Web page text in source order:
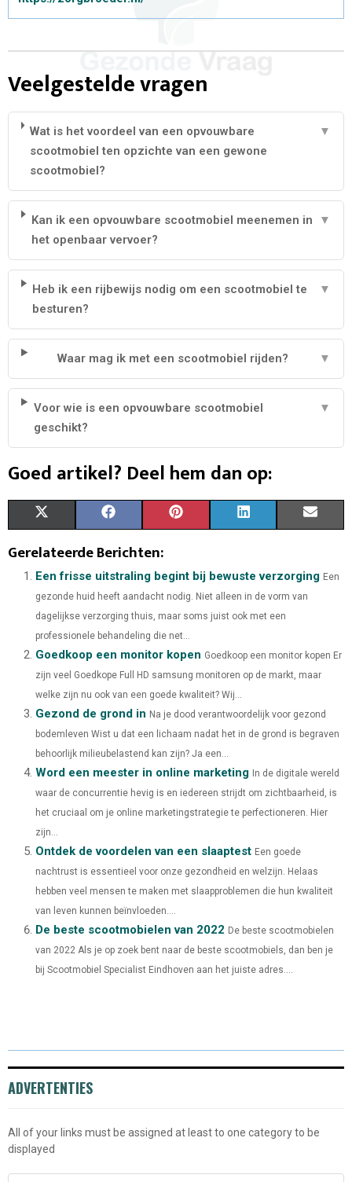
Veelgestelde vragen
Wat is het voordeel van een opvouwbare
scootmobiel ten opzichte van een gewone
scootmobiel?
▼
Kan ik een opvouwbare scootmobiel meenemen in
het openbaar vervoer?
▼
Heb ik een rijbewijs nodig om een scootmobiel te
besturen?
▼
Waar mag ik met een scootmobiel rijden? ▼
Voor wie is een opvouwbare scootmobiel
geschikt?
▼
Goed artikel? Deel hem dan op:
T
W
T
E
R
)
C
E
O
K
N
T
R
E
S
T
N
K
D
N
A
Gerelateerde Berichten:
Een frisse uitstraling begint bij bewuste verzorging Een
gezonde huid heeft aandacht nodig. Niet alleen in de vorm van
dagelijkse verzorging thuis, maar soms juist ook met een
professionele behandeling die net...
Goedkoop een monitor kopen Goedkoop een monitor kopen Er
zijn veel Goedkope Full HD samsung monitoren op de markt, maar
welke zijn nu ook van een goede kwaliteit? Wij...
Gezond de grond in Na je dood verantwoordelijk voor gezond
bodemleven Wist u dat een lichaam nadat het in de grond is begraven
behoorlijk milieubelastend kan zijn? Ja een...
Word een meester in online marketing In de digitale wereld
waar de concurrentie hevig is en iedereen strijdt om zichtbaarheid, is
het cruciaal om je online marketingstrategie te perfectioneren. Hier
zijn...
Ontdek de voordelen van een slaaptest Een goede
nachtrust is essentieel voor onze gezondheid en welzijn. Helaas
hebben veel mensen te maken met slaapproblemen die hun kwaliteit
van leven kunnen beïnvloeden....
De beste scootmobielen van 2022 De beste scootmobielen
van 2022 Als je op zoek bent naar de beste scootmobiels, dan ben je
bij Scootmobiel Specialist Eindhoven aan het juiste adres....
ADVERTENTIES
All of your links must be assigned at least to one category to be
displayed